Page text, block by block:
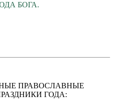
БОГА.
ПРАВОСЛАВНЫЕ
ГОДА: